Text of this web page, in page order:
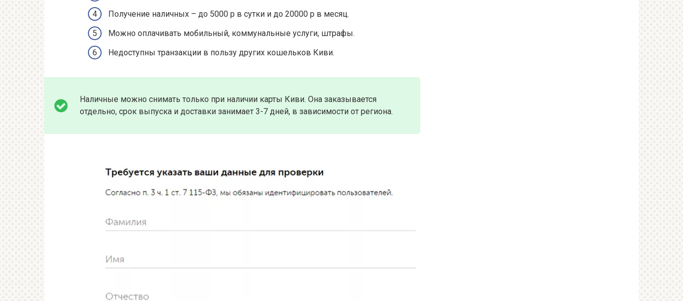
Получение наличных – до 5000 р в сутки и до 20000 р в месяц.
Можно оплачивать мобильный, коммунальные услуги, штрафы.
Недоступны транзакции в пользу других кошельков Киви.
Наличные можно снимать только при наличии карты Киви. Она заказывается
отдельно, срок выпуска и доставки занимает 3-7 дней, в зависимости от региона.